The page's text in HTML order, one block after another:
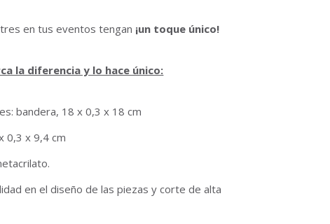
en tus eventos tengan ¡un toque único!
la diferencia y lo hace único:
bandera, 18 x 0,3 x 18 cm
0,3 x 9,4 cm
en el diseño de las piezas y corte de alta